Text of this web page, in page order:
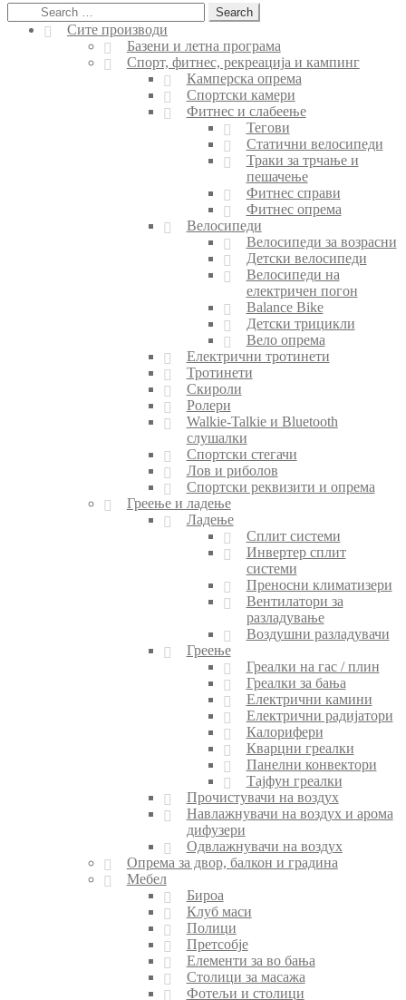
Search
for:
Сите производи
Базени и летна програма
Спорт, фитнес, рекреација и кампинг
Камперска опрема
Спортски камери
Фитнес и слабеење
Тегови
Статични велосипеди
Траки за трчање и
пешачење
Фитнес справи
Фитнес опрема
Велосипеди
Велосипеди за возрасни
Детски велосипеди
Велосипеди на
електричен погон
Balance Bike
Детски трицикли
Вело опрема
Електрични тротинети
Тротинети
Скироли
Ролери
Walkie-Talkie и Bluetooth
слушалки
Спортски стегачи
Лов и риболов
Спортски реквизити и опрема
Греење и ладење
Ладење
Сплит системи
Инвертер сплит
системи
Преносни климатизери
Вентилатори за
разладување
Воздушни разладувачи
Греење
Греалки на гас / плин
Греалки за бања
Електрични камини
Електрични радијатори
Калорифери
Кварцни греалки
Панелни конвектори
Тајфун греалки
Прочистувачи на воздух
Навлажнувачи на воздух и арома
дифузери
Одвлажнувачи на воздух
Опрема за двор, балкон и градина
Мебел
Бироа
Клуб маси
Полици
Претсобје
Елементи за во бања
Столици за масажа
Фотељи и столици